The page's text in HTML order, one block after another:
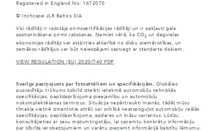
Registered in England No: 1672070
© Inchcape JLR Baltics SIA
Visi rādītāji ir ražotāja pirmssertifikācijas rādītāji un ir pakļauti gala
apstiprināšanai pirms ražošanas. Ņemiet vērā, ka CO2 un degvielas
ekonomijas rādītāji var atšķirties atkarībā no disku piemērotības, un
zemākos rādītājus var būt neiespējami sasniegt ar standarta diskiem.
VIEW REGULATION (EU) 2020/740 PDF
Svarīgs paziņojums par fotoattēliem un specifikācijām. Globālais
pusvadītāju trūkums šobrīd izteikti ietekmē automobiļu tehniskās
specifikācijas, papildaprīkojuma pieejamību un automobiļu
nokomplektēšanas termiņus. Situācija nepārtraukti mainās, tādēļ mūsu
tīmekļa vietnē izmantotie attēli var pilnībā neatspoguļot automobiļu reālās
specifikācijas, papildaprīkojuma, apdares un krāsu variantus. Lūdzu,
konsultējieties ar savu mazumtirgotāju, lai saņemtu konkrētu informāciju
par šībrīža ierobežojumiem un varētu pieņemt informācijā balstītu lēmumu.